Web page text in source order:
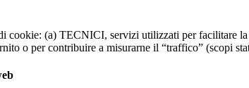
cookie: (a) TECNICI, servizi utilizzati per facilitare
o per contribuire a misurarne il “traffico” (scopi